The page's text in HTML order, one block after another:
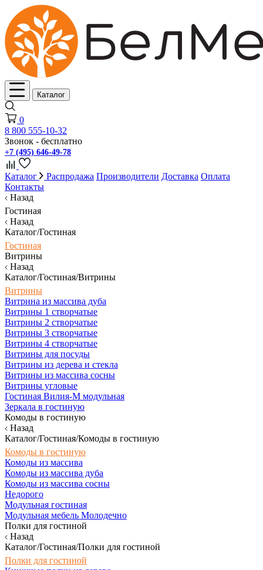
Каталог
0
8 800 555-10-32
Звонок - бесплатно
+7 (495) 646-49-78
Каталог Распродажа Производители Доставка Оплата
Контакты
Назад
Гостиная
Назад
Каталог/Гостиная
Гостиная
Витрины
Назад
Каталог/Гостиная/Витрины
Витрины
Витрина из массива дуба
Витрины 1 створчатые
Витрины 2 створчатые
Витрины 3 створчатые
Витрины 4 створчатые
Витрины для посуды
Витрины из дерева и стекла
Витрины из массива сосны
Витрины угловые
Гостиная Вилия-М модульная
Зеркала в гостиную
Комоды в гостиную
Назад
Каталог/Гостиная/Комоды в гостиную
Комоды в гостиную
Комоды из массива
Комоды из массива дуба
Комоды из массива сосны
Недорого
Модульная гостиная
Модульная мебель Молодечно
Полки для гостиной
Назад
Каталог/Гостиная/Полки для гостиной
Полки для гостиной